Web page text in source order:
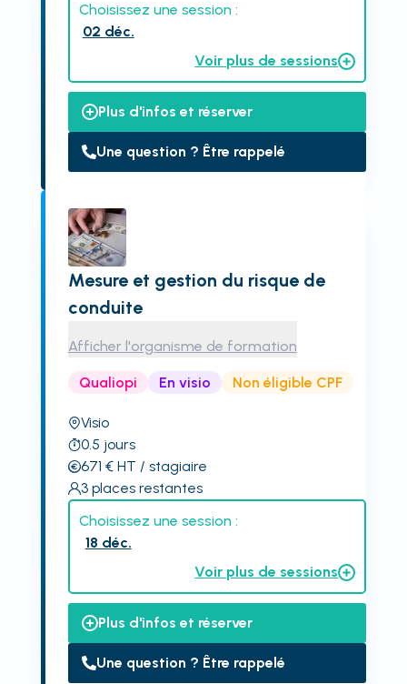
Choisissez une session :
02 déc.
Voir plus de sessions
Plus d'infos et réserver
Une question ? Être rappelé
Mesure et gestion du risque de
conduite
Afficher l'organisme de formation
Qualiopi En visio Non éligible CPF
Visio
0.5 jours
671 € HT / stagiaire
3 places restantes
Choisissez une session :
18 déc.
Voir plus de sessions
Plus d'infos et réserver
Une question ? Être rappelé